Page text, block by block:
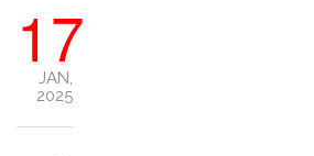
17
JAN,
2025